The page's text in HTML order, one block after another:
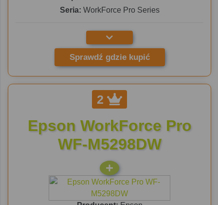
Seria: WorkForce Pro Series
Sprawdź gdzie kupić
2
Epson WorkForce Pro
WF-M5298DW